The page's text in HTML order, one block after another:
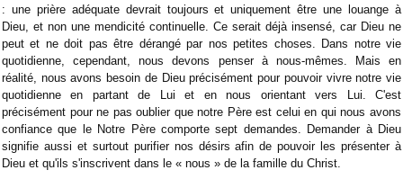
: une prière adéquate devrait toujours et uniquement être une louange à
Dieu, et non une mendicité continuelle. Ce serait déjà insensé, car Dieu ne
peut et ne doit pas être dérangé par nos petites choses. Dans notre vie
quotidienne, cependant, nous devons penser à nous-mêmes. Mais en
réalité, nous avons besoin de Dieu précisément pour pouvoir vivre notre vie
quotidienne en partant de Lui et en nous orientant vers Lui. C'est
précisément pour ne pas oublier que notre Père est celui en qui nous avons
confiance que le Notre Père comporte sept demandes. Demander à Dieu
signifie aussi et surtout purifier nos désirs afin de pouvoir les présenter à
Dieu et qu'ils s'inscrivent dans le « nous » de la famille du Christ.